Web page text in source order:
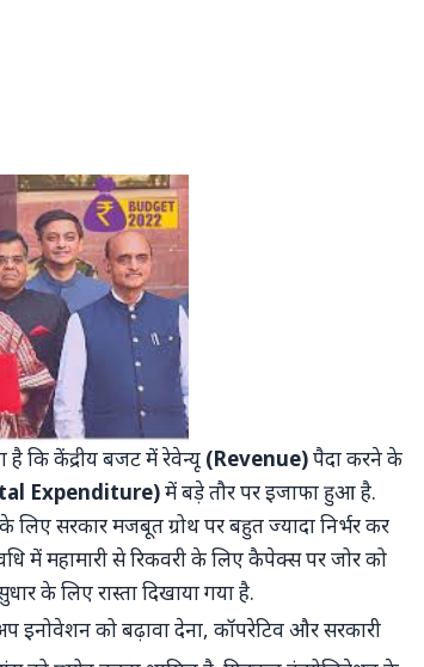
कि केंद्रीय बजट में रेवेन्यू (Revenue)पैदा करने के
Expenditure)में बड़े तौर पर इजाफा हुआ है.
के लिए सरकार मजबूत ग्रोथ पर बहुत ज्यादा निर्भर कर
में महामारी से रिकवरी के लिए कैपेक्स पर जोर को
के लिए रास्ता दिखाया गया है.
इनोवेशन को बढ़ावा देना, कॉपरेटिव और सरकारी